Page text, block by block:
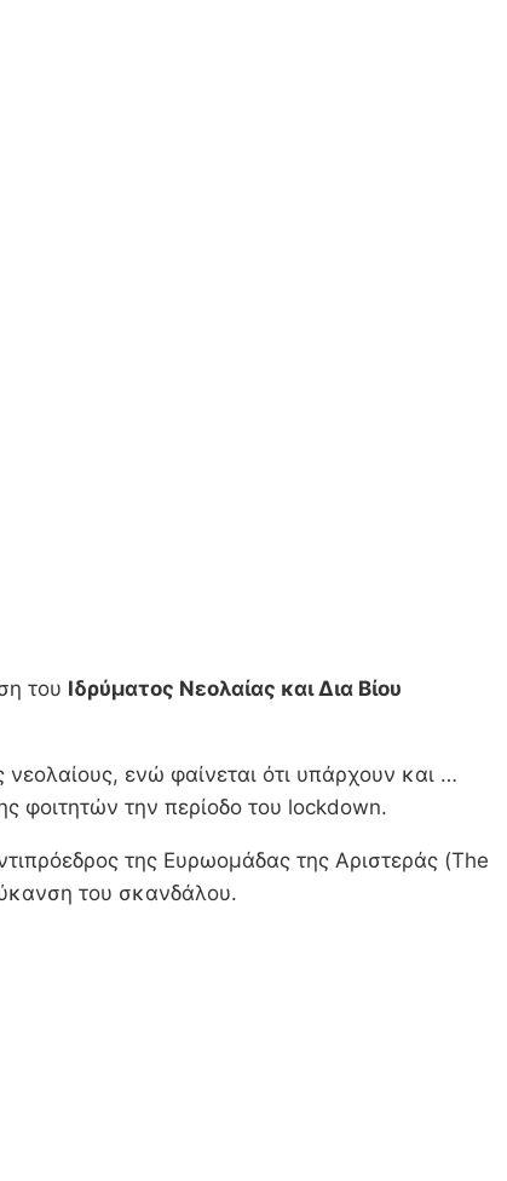
του Ιδρύματος Νεολαίας και Δια Βίου
ενώ φαίνεται ότι υπάρχουν και …
φοιτητών την περίοδο του lockdown.
της Ευρωομάδας της Αριστεράς (The
του σκανδάλου.